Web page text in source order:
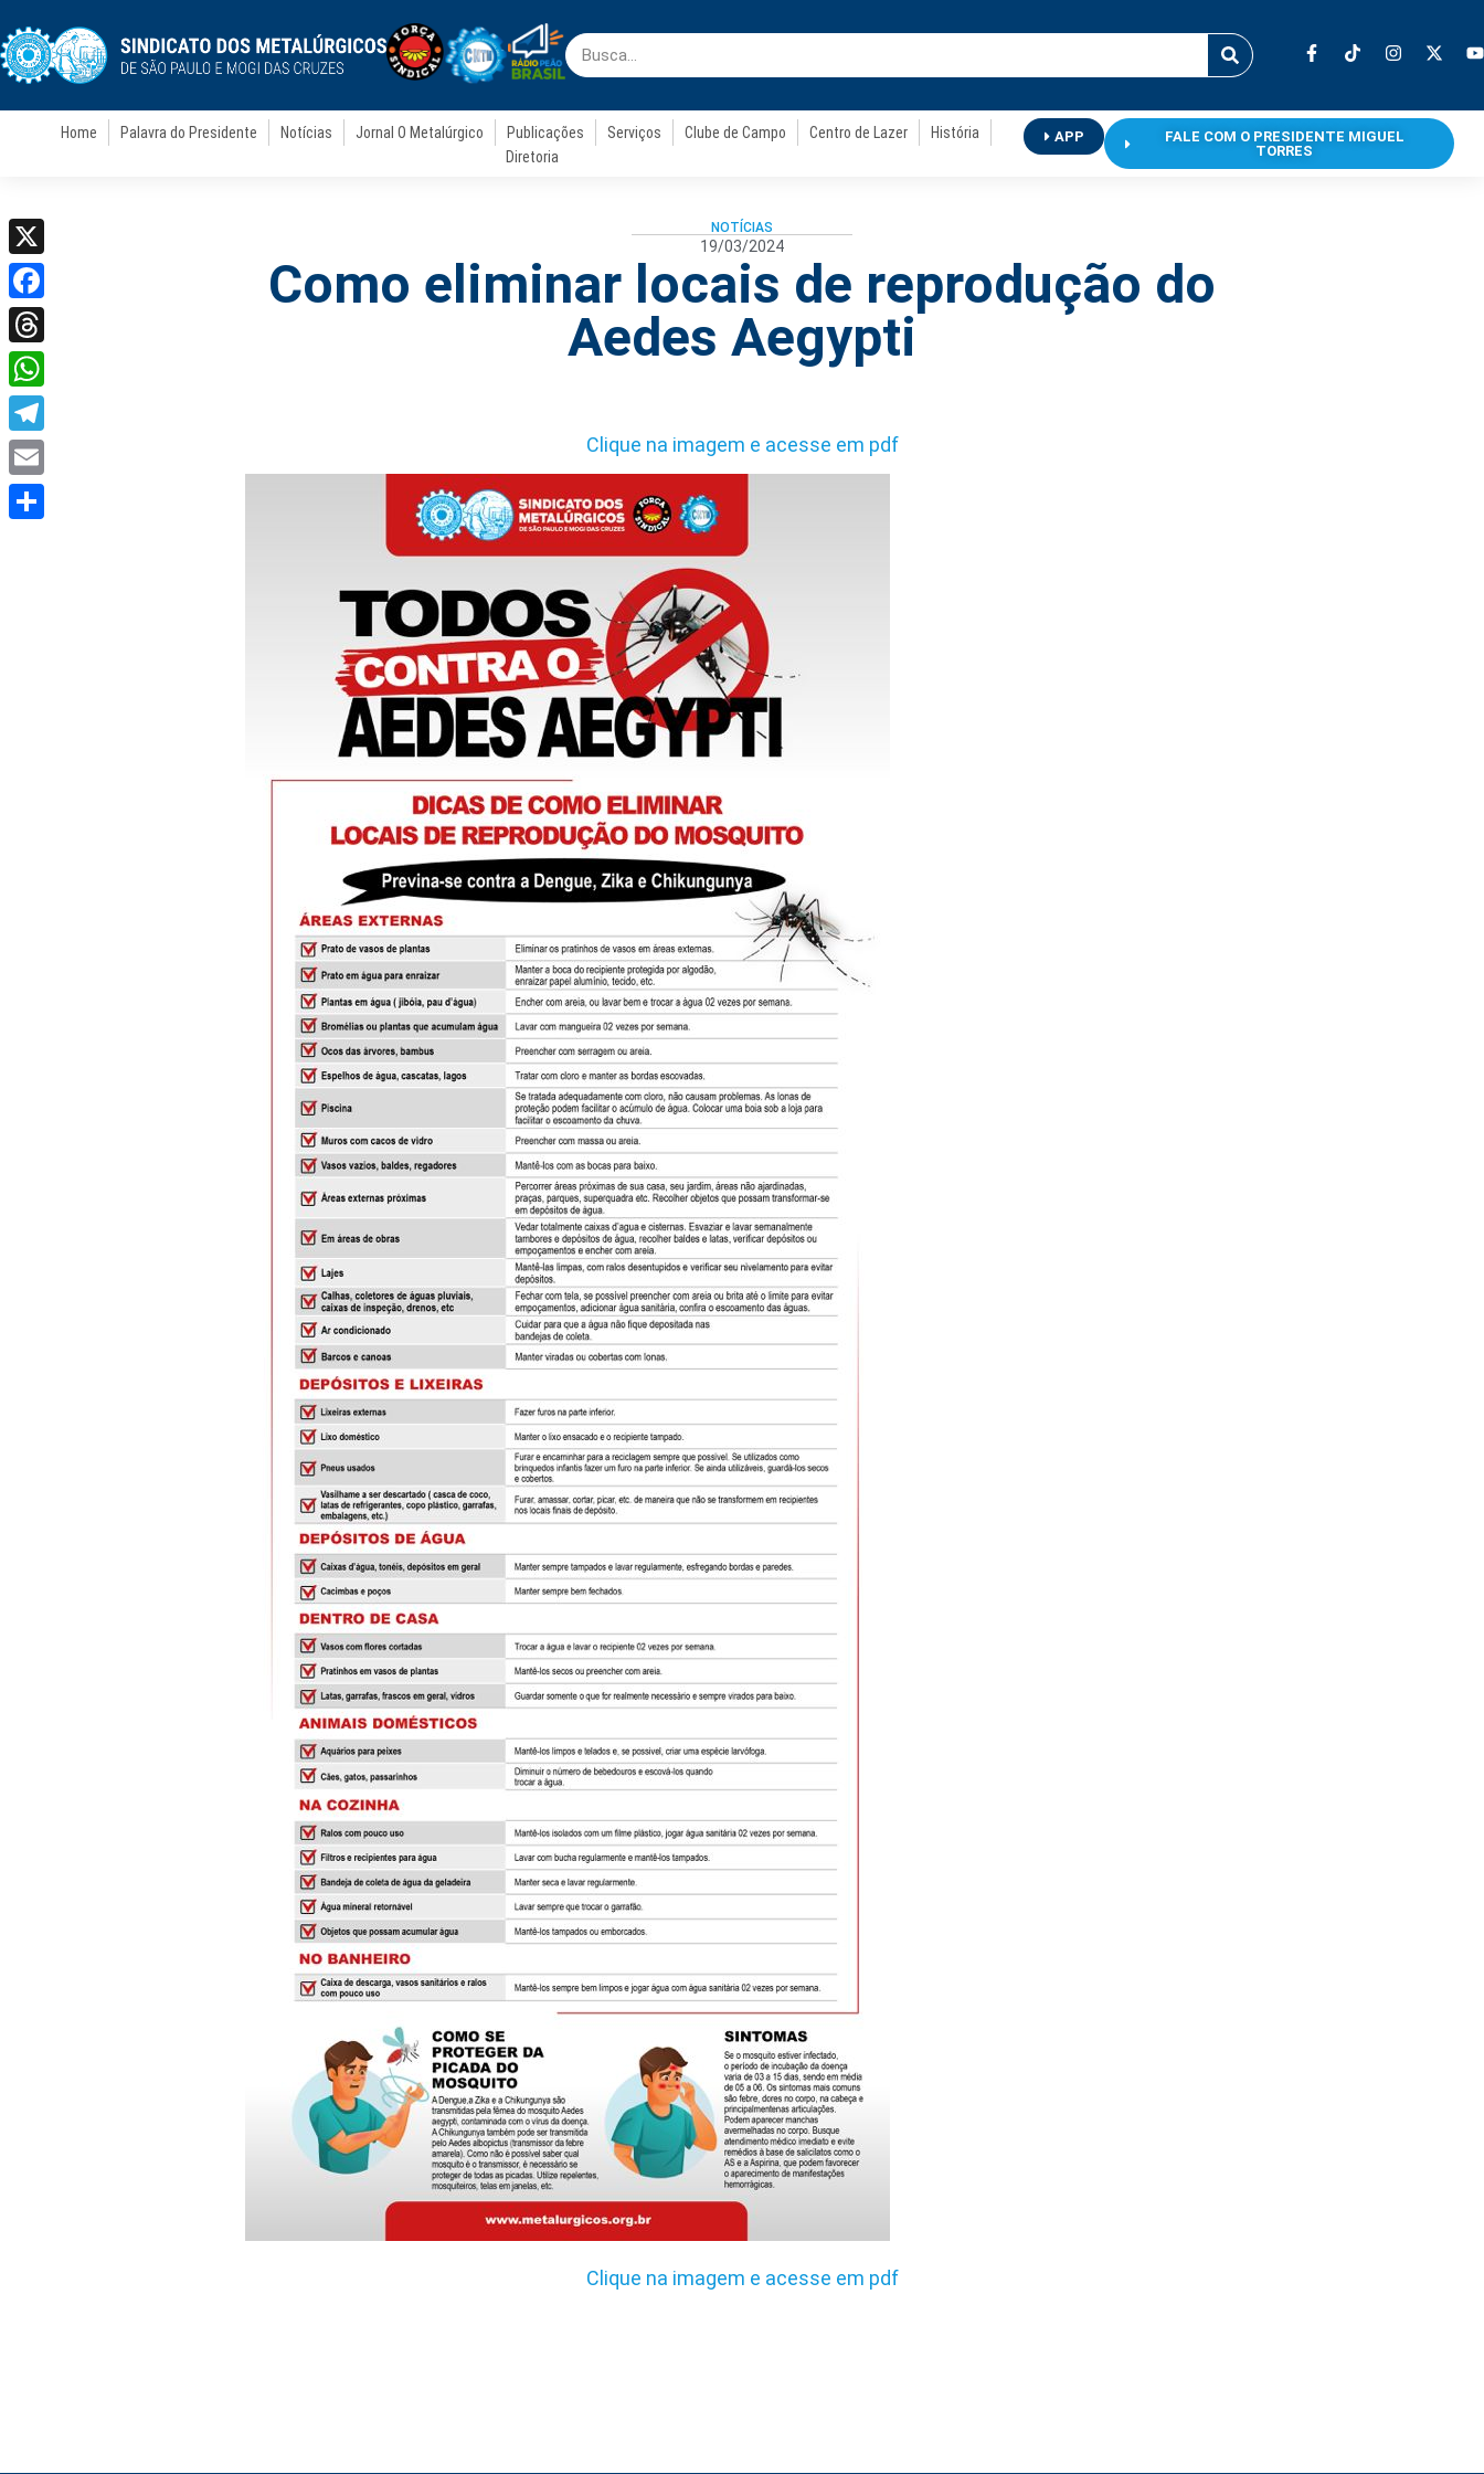
Home Palavra do Presidente Notícias Jornal O Metalúrgico Publicações Serviços Clube de Campo Centro de Lazer
História
Diretoria
APP
FALE COM O PRESIDENTE MIGUEL
TORRES
NOTÍCIAS
19/03/2024
Como eliminar locais de reprodução do
Aedes Aegypti
Clique na imagem e acesse em pdf
Clique na imagem e acesse em pdf
X
Facebook
Threads
WhatsApp
Telegram
Email